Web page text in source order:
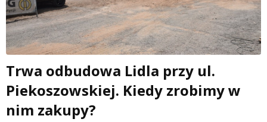
Trwa odbudowa Lidla przy ul.
Piekoszowskiej. Kiedy zrobimy w
nim zakupy?